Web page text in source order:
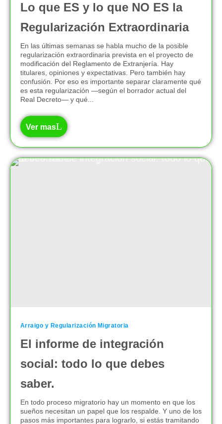
Lo que ES y lo que NO ES la
Regularización Extraordinaria
En las últimas semanas se habla mucho de la posible
regularización extraordinaria prevista en el proyecto de
modificación del Reglamento de Extranjería. Hay
titulares, opiniones y expectativas. Pero también hay
confusión. Por eso es importante separar claramente qué
es esta regularización —según el borrador actual del
Real Decreto— y qué...
Ver mas
Arraigo y Regularización Migratoria
El informe de integración
social: todo lo que debes
saber.
En todo proceso migratorio hay un momento en que los
sueños necesitan un papel que los respalde. Y uno de los
pasos más importantes para lograrlo, si estás tramitando